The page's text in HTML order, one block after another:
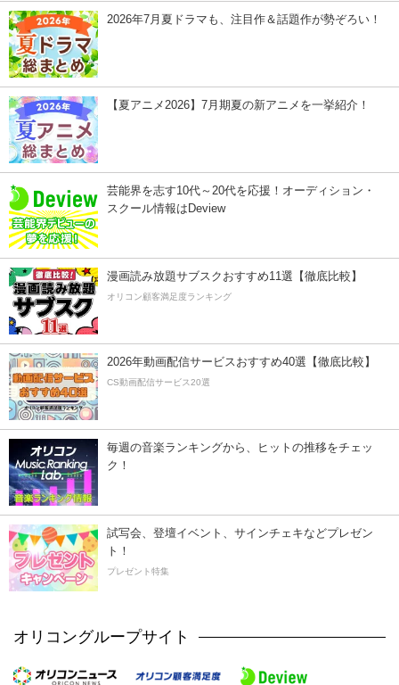
2026年7月夏ドラマも、注目作＆話題作が勢ぞろい！
【夏アニメ2026】7月期夏の新アニメを一挙紹介！
芸能界を志す10代～20代を応援！オーディション・
スクール情報はDeview
漫画読み放題サブスクおすすめ11選【徹底比較】
オリコン顧客満足度ランキング
2026年動画配信サービスおすすめ40選【徹底比較】
CS動画配信サービス20選
毎週の音楽ランキングから、ヒットの推移をチェッ
ク！
試写会、登壇イベント、サインチェキなどプレゼン
ト！
プレゼント特集
オリコングループサイト